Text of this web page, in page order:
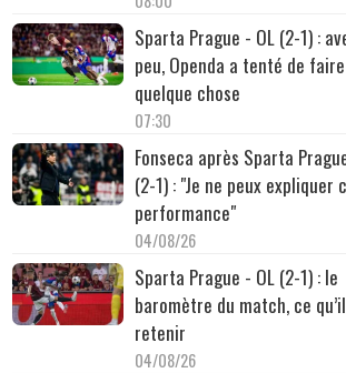
Sparta Prague - OL (2-1) :
peu, Openda a tenté de faire
quelque chose
07:30
Fonseca après Sparta
(2-1) : "Je ne peux expliquer
performance"
04/08/26
Sparta Prague - OL (2-1) : le
baromètre du match, ce
retenir
04/08/26